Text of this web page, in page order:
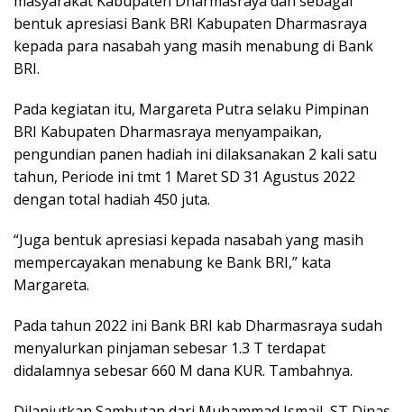
bentuk apresiasi Bank BRI Kabupaten Dharmasraya
kepada para nasabah yang masih menabung di Bank
BRI.
Pada kegiatan itu, Margareta Putra selaku Pimpinan
BRI Kabupaten Dharmasraya menyampaikan,
pengundian panen hadiah ini dilaksanakan 2 kali satu
tahun, Periode ini tmt 1 Maret SD 31 Agustus 2022
dengan total hadiah 450 juta.
“Juga bentuk apresiasi kepada nasabah yang masih
mempercayakan menabung ke Bank BRI,” kata
Margareta.
Pada tahun 2022 ini Bank BRI kab Dharmasraya sudah
menyalurkan pinjaman sebesar 1.3 T terdapat
didalamnya sebesar 660 M dana KUR. Tambahnya.